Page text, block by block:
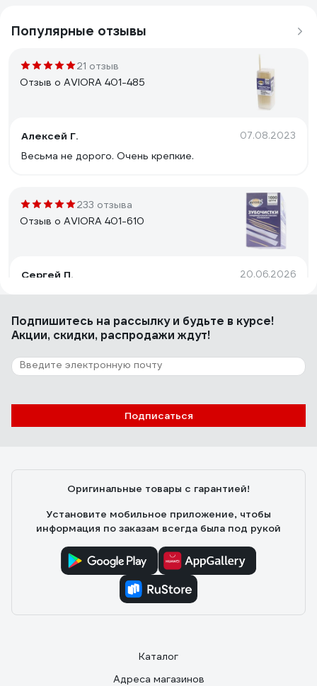
Популярные отзывы
21 отзыв
Отзыв о AVIORA 401-485
Алексей Г. 07.08.2023
Весьма не дорого. Очень крепкие.
233 отзыва
Отзыв о AVIORA 401-610
Сергей П. 20.06.2026
отличные в индивидуальной упаковке. Удобно брать с
280 отзывов
Отзыв о AVIORA 401-609
Ирина Г. 20.06.2026
Подпишитесь на рассылкуи будьте в курсе!
Акции, скидки, распродажи ждут!
Подписаться
Оригинальные товары с гарантией!
Установите мобильное приложение, чтобы
информация по заказам всегда была под рукой
Каталог
Адреса магазинов